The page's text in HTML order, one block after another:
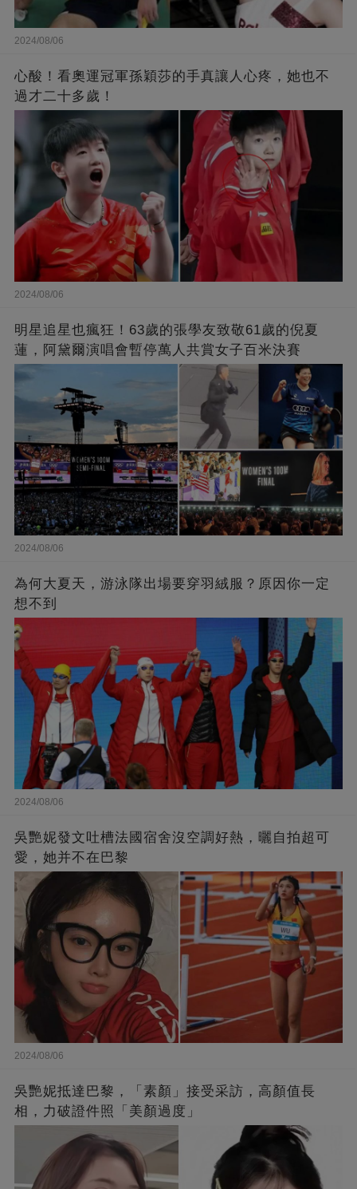
2024/08/06
心酸！看奧運冠軍孫穎莎的手真讓人心疼，她也不
過才二十多歲！
2024/08/06
明星追星也瘋狂！63歲的張學友致敬61歲的倪夏
蓮，阿黛爾演唱會暫停萬人共賞女子百米決賽
2024/08/06
為何大夏天，游泳隊出場要穿羽絨服？原因你一定
想不到
2024/08/06
吳艷妮發文吐槽法國宿舍沒空調好熱，曬自拍超可
愛，她并不在巴黎
2024/08/06
吳艷妮抵達巴黎，「素顏」接受采訪，高顏值長
相，力破證件照「美顏過度」